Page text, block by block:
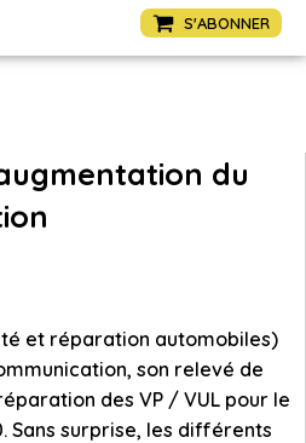
S'ABONNER
du
et réparation automobiles)
son relevé de
des VP / VUL pour le
surprise, les différents